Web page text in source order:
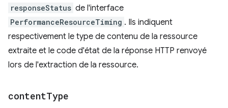
responseStatus de l'interface
PerformanceResourceTiming . Ils indiquent
respectivement le type de contenu de la ressource
extraite et le code d'état de la réponse HTTP renvoyé
lors de l'extraction de la ressource.
contentType